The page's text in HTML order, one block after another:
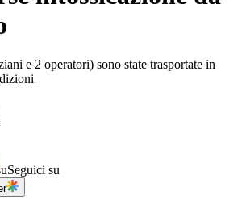
e 2 operatori) sono state trasportate in
Seguici su